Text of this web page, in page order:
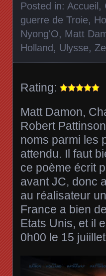
Posted in: Accueil ,
guerre de Troie,
Nyong'O, Matt
Holland , Ulysse,
Rating:
Matt Damon,
Robert
noms parmi les
attendu. Il faut
ce poème écrit
avant JC, donc
au réalisateur
France a bien
Etats Unis, et il
0h00 le 15 juiillet